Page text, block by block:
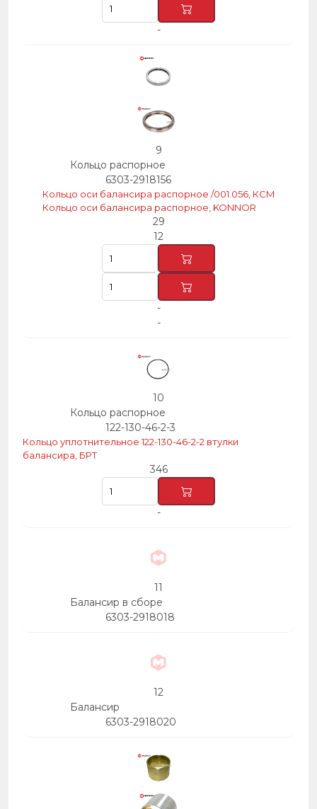
-
9
Кольцо распорное
6303-2918156
Кольцо оси балансира распорное /001.056, КСМ
Кольцо оси балансира распорное, KONNOR
29
12
-
-
10
Кольцо распорное
122-130-46-2-3
Кольцо уплотнительное 122-130-46-2-2 втулки
балансира, БРТ
346
-
11
Балансир в сборе
6303-2918018
12
Балансир
6303-2918020